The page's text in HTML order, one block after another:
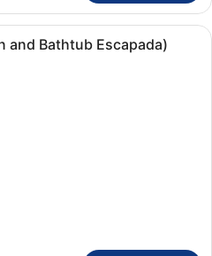
Un espace extérieur moderne
and Bathtub Escapada)